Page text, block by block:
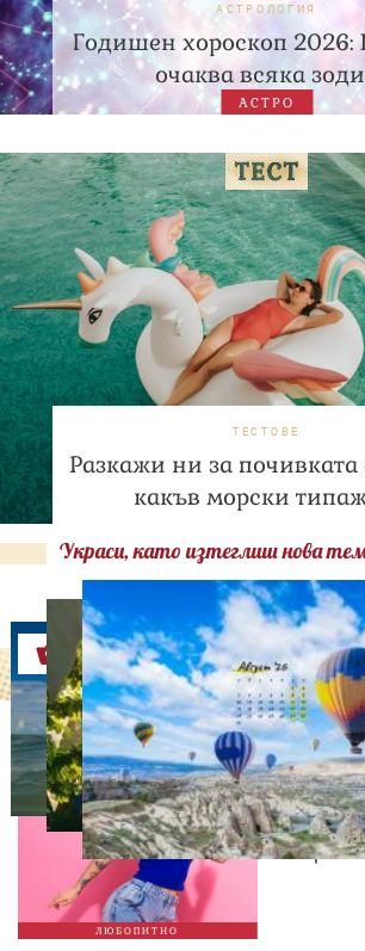
АСТРОЛОГИЯ
Годишен хороскоп 2026:
очаква всяка
АСТРО
ТЕСТОВЕ
Разкажи ни за
какъв морски
Украси, като изтеглиш нова
Оферти
ЛЮБОПИТНО
МОДА И
Край на
и
променя
вечерния